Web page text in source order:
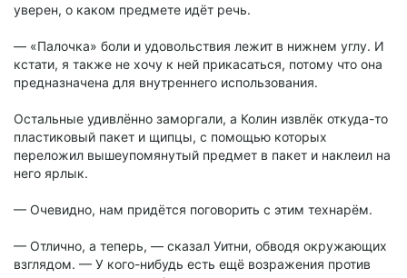
уверен, о каком предмете идёт речь.
— «Палочка» боли и удовольствия лежит в нижнем углу. И
кстати, я также не хочу к ней прикасаться, потому что она
предназначена для внутреннего использования.
Остальные удивлённо заморгали, а Колин извлёк откуда-то
пластиковый пакет и щипцы, с помощью которых
переложил вышеупомянутый предмет в пакет и наклеил на
него ярлык.
— Очевидно, нам придётся поговорить с этим технарём.
— Отлично, а теперь, — сказал Уитни, обводя окружающих
взглядом. — У кого-нибудь есть ещё возражения против